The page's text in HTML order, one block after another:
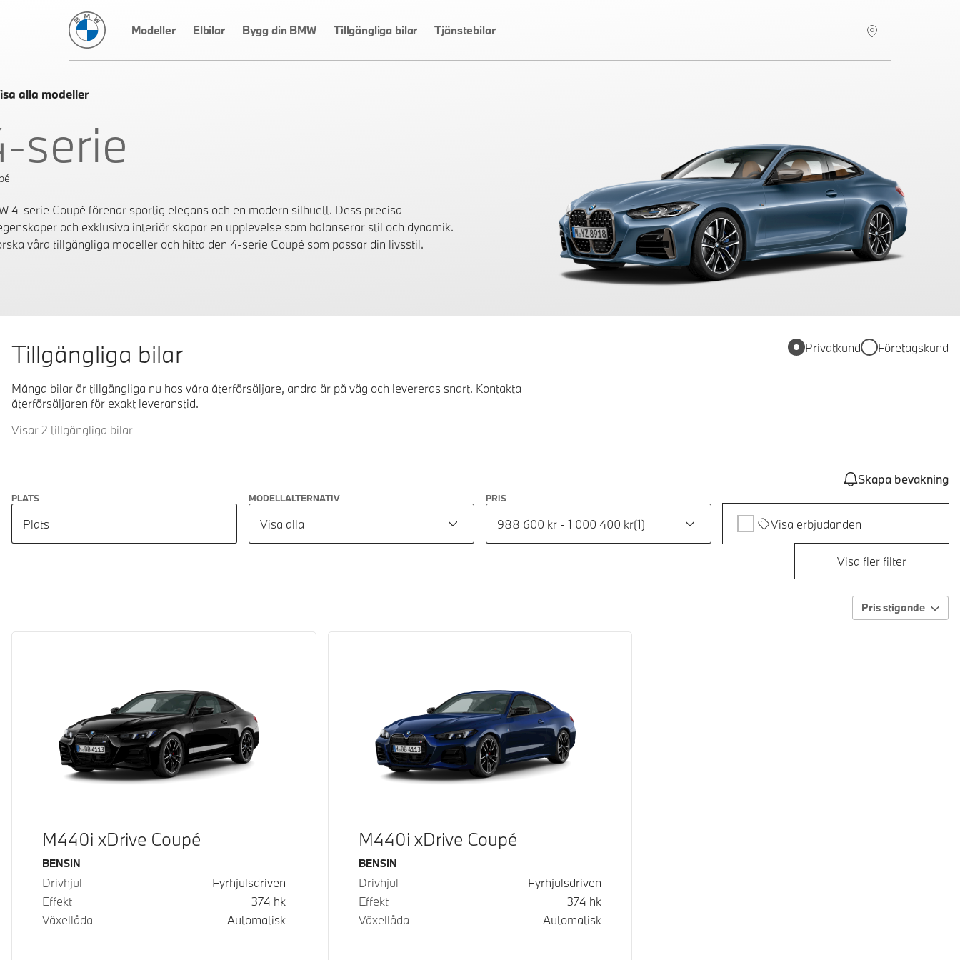
BMW Sverige
Modeller Elbilar Bygg din BMW Tillgängliga bilar Tjänstebilar
alla modeller
serie
4-serie Coupé förenar sportig elegans och en modern silhuett. Dess precisa
och exklusiva interiör skapar en upplevelse som balanserar stil och dynamik.
våra tillgängliga modeller och hitta den 4-serie Coupé som passar din livsstil.
Tillgängliga bilar
Många bilar är tillgängliga nu hos våra återförsäljare, andra är på väg och levereras snart. Kontakta
återförsäljaren för exakt leveranstid.
Visar 2 tillgängliga bilar
Privatkund Företagskund
Skapa bevakning
PLATS
Plats
MODELLALTERNATIV
Visa alla
PRIS
988 600 kr - 1 000 400 kr(1) Visa erbjudanden
Visa fler filter
Pris stigande
M440i xDrive Coupé
Bränsle
BENSIN
Drivhjul
Fyrhjulsdriven
Effekt
374 hk
Växellåda
Automatisk
M440i xDrive Coupé
Bränsle
BENSIN
Drivhjul
Fyrhjulsdriven
Effekt
374 hk
Växellåda
Automatisk